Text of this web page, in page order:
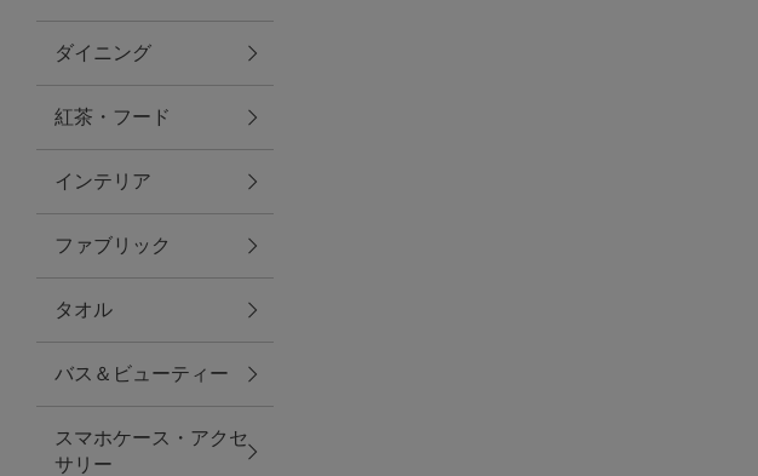
トラベルグッズ
ランチ
バッグ
キッチン・ダイニング
ダイニング
キッチン
ダイニング
紅茶・フード
インテリア
ファブリック
タオル
バス＆ビューティー
スマホケース・アクセ
サリー